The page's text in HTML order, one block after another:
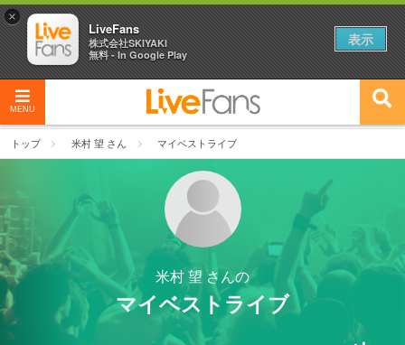
MENU
トップ 米村 望 さん マイベストライブ
米村 望 さんの
マイベストライブ
×
LiveFans
株式会社SKIYAKI
無料 - In Google Play
表示